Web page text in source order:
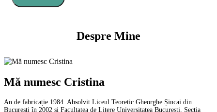
Despre Mine
Mă numesc Cristina
An de fabricație 1984. Absolvit Liceul Teoretic Gheorghe Șincai din
București în 2002 și Facultatea de Litere Universitatea București, Secția